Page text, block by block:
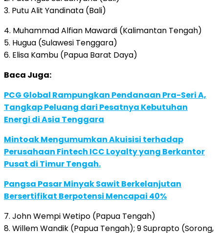
3. Putu Alit Yandinata (Bali)
4. Muhammad Alfian Mawardi (Kalimantan Tengah)
5. Hugua (Sulawesi Tenggara)
6. Elisa Kambu (Papua Barat Daya)
Baca Juga:
PCG Global Rampungkan Pendanaan Pra-Seri A,
Tangkap Peluang dari Pesatnya Kebutuhan
Energi di Asia Tenggara
Mintoak Mengumumkan Akuisisi terhadap
Perusahaan Fintech ICC Loyalty yang Berkantor
Pusat di Timur Tengah.
Pangsa Pasar Minyak Sawit Berkelanjutan
Bersertifikat Berpotensi Mencapai 40%
7. John Wempi Wetipo (Papua Tengah)
8. Willem Wandik (Papua Tengah); 9 Suprapto (Sorong,